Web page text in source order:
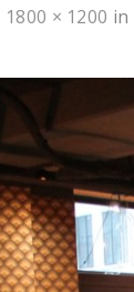
1800 × 1200 in